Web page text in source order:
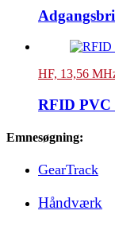
HF, 13,56
RFID PVC
Emnesøgning:
GearTrack
Håndværk